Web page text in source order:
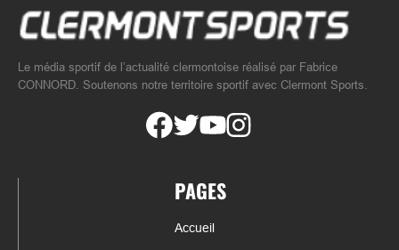
Le média sportif de l’actualité clermontoise réalisé par Fabrice
CONNORD. Soutenons notre territoire sportif avec Clermont Sports.
PAGES
Accueil